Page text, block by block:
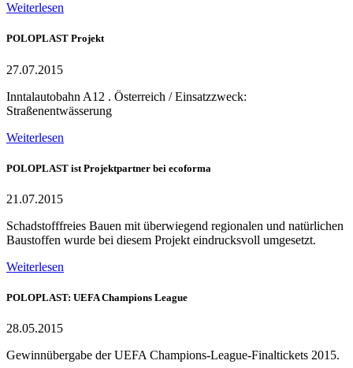
Weiterlesen
POLOPLAST Projekt
27.07.2015
Inntalautobahn A12 . Österreich / Einsatzzweck:
Straßenentwässerung
Weiterlesen
POLOPLAST ist Projektpartner bei ecoforma
21.07.2015
Schadstofffreies Bauen mit überwiegend regionalen und natürlichen
Baustoffen wurde bei diesem Projekt eindrucksvoll umgesetzt.
Weiterlesen
POLOPLAST: UEFA Champions League
28.05.2015
Gewinnübergabe der UEFA Champions-League-Finaltickets 2015.